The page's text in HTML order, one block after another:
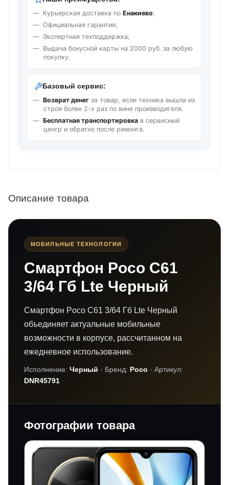
Курьерская доставка по Енакиево;
Официальная гарантия;
Экспертная техподдержка;
Выдача бонусной карты на 2000 руб. за любую
покупку.
Базовый сервис:
Возврат денег за товар, если техника вышла из
строя более 2-х раз по вине производителя.
Бесплатная транспортировка в сервисный
центр и обратно после ремонта.
Описание товара
МОБИЛЬНЫЕ ТЕХНОЛОГИИ
Смартфон Poco C61
3/64 Гб Lte Черный
Смартфон Poco C61 3/64 Гб Lte Черный
объединяет актуальные мобильные
возможности в корпусе, рассчитанном на
ежедневное использование.
Исполнение: Черный · Бренд: Poco · Артикул:
DNR45791
Фотографии товара